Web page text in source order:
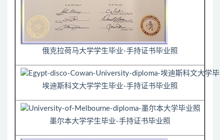
俄克拉荷马大学学生毕业-手持证书毕业照
埃迪斯科文大学学生毕业-手持证书毕业照
墨尔本大学学生毕业-手持证书毕业照